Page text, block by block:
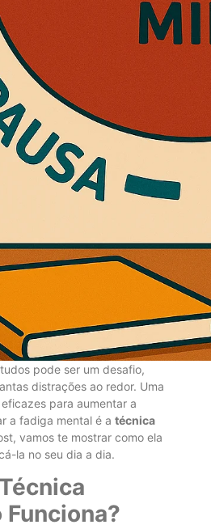
pode ser um desafio,
distrações ao redor. Uma
para aumentar a
a fadiga mental é a técnica
vamos te mostrar como ela
la no seu dia a dia.
Funciona?